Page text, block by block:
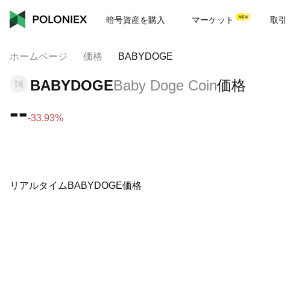
暗号資産を購入 マーケット 取引
ホームページ 価格 BABYDOGE
BABYDOGEBaby Doge Coin価格
---33.93%
リアルタイムBABYDOGE価格